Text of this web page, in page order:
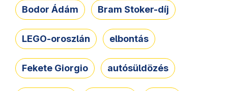
Bodor Ádám Bram Stoker-díj
LEGO-oroszlán elbontás
Fekete Giorgio autósüldözés